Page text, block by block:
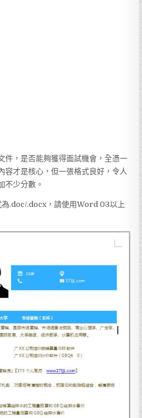
件，是否能夠獲得面試機會，全憑一
容才是核心，但一張格式良好，令人
不少分數。
.doc/.docx，請使用Word 03以上